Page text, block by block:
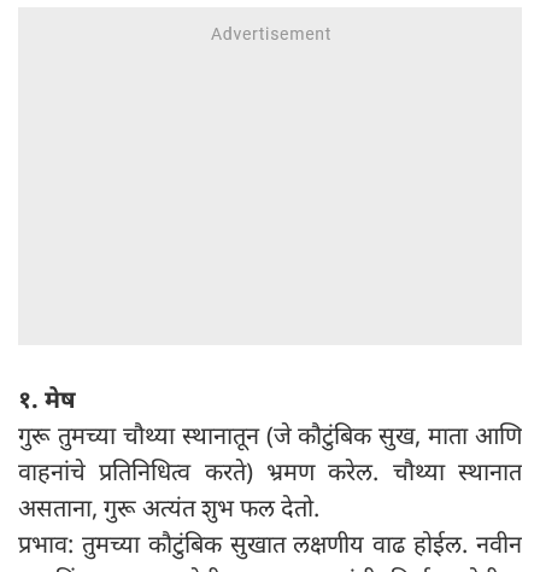
१. मेष
गुरू तुमच्या चौथ्या स्थानातून (जे कौटुंबिक सुख, माता आणि
वाहनांचे प्रतिनिधित्व करते) भ्रमण करेल. चौथ्या स्थानात
असताना, गुरू अत्यंत शुभ फल देतो.
प्रभाव: तुमच्या कौटुंबिक सुखात लक्षणीय वाढ होईल. नवीन